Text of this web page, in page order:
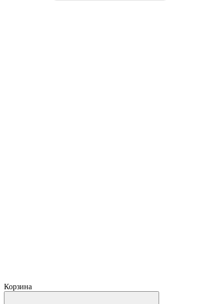
Корзина